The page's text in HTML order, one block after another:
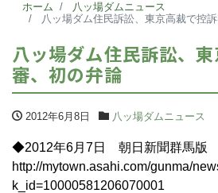
ホーム
八ッ場ダムニュース
八ッ場ダム住民訴訟、東京高裁で控
八ッ場ダム住民訴訟、
審、初の弁論
2012年6月8日 八ッ場ダムニュース
◆2012年6月7日 朝日新聞群馬版
http://mytown.asahi.com/gunma/
k_id=10000581206070001